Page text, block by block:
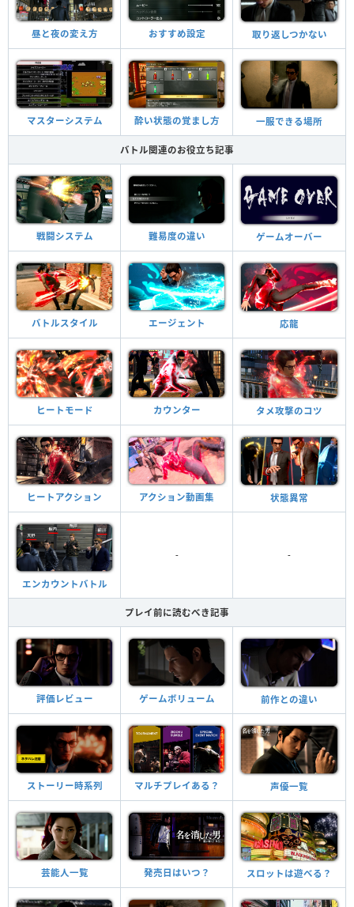
昼と夜の変え方 おすすめ設定 取り返しつかない
マスターシステム 酔い状態の覚まし方 一服できる場所
バトル関連のお役立ち記事
戦闘システム 難易度の違い ゲームオーバー
バトルスタイル エージェント 応龍
ヒートモード カウンター タメ攻撃のコツ
ヒートアクション アクション動画集 状態異常
エンカウントバトル
- -
プレイ前に読むべき記事
評価レビュー ゲームボリューム 前作との違い
ストーリー時系列 マルチプレイある？ 声優一覧
芸能人一覧 発売日はいつ？ スロットは遊べる？